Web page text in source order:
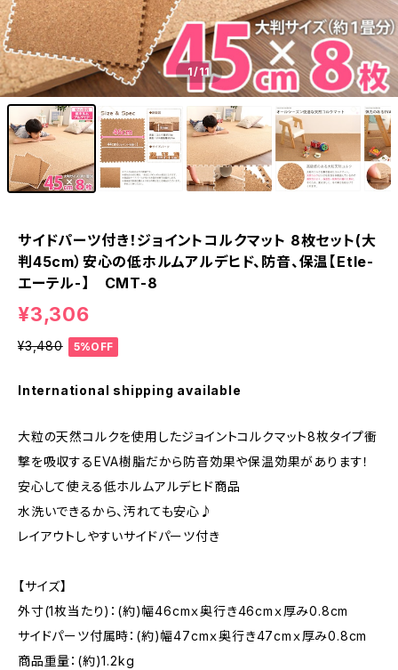
1/11
サイドパーツ付き！ジョイントコルクマット 8枚セット(大
判45cm）安心の低ホルムアルデヒド、防音、保温【Etle-
エーテル-】 CMT-8
¥3,306
¥3,480 5%OFF
International shipping available
大粒の天然コルクを使用したジョイントコルクマット8枚タイプ衝
撃を吸収するEVA樹脂だから防音効果や保温効果があります！
安心して使える低ホルムアルデヒド商品
水洗いできるから、汚れても安心♪
レイアウトしやすいサイドパーツ付き
【サイズ】
外寸(1枚当たり)：(約)幅46cmｘ奥行き46cmｘ厚み0.8cm
サイドパーツ付属時：(約)幅47cmｘ奥行き47cmｘ厚み0.8cm
商品重量：(約)1.2kg